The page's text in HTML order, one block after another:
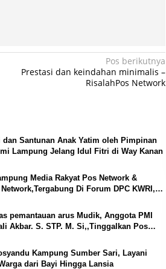
Pos berikutnya
Prestasi dan keindahan minimalis –
RisalahPos Network
Santunan Anak Yatim oleh Pimpinan
Lampung Jelang Idul Fitri di Way Kanan
Media Rakyat Pos Network &
Di Forum DPC KWRI,
2026 M
pemantauan arus Mudik, Anggota PMI
Akbar. S. STP. M. Si,,Tinggalkan Pos
Kampung Sumber Sari, Layani
dari Bayi Hingga Lansia